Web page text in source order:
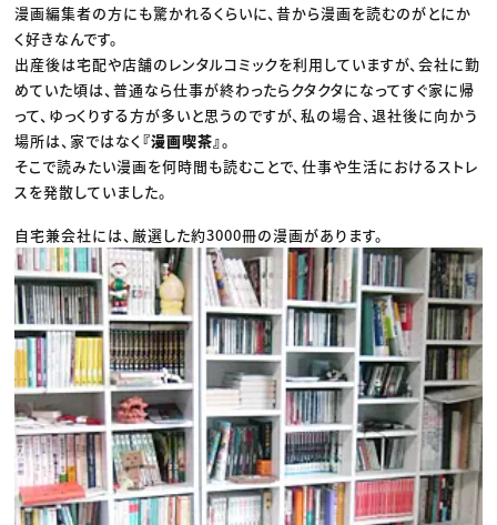
漫画編集者の方にも驚かれるくらいに、昔から漫画を読むのがとにか
く好きなんです。
出産後は宅配や店舗のレンタルコミックを利用していますが、会社に勤
めていた頃は、普通なら仕事が終わったらクタクタになってすぐ家に帰
って、ゆっくりする方が多いと思うのですが、私の場合、退社後に向かう
場所は、家ではなく 『漫画喫茶』。
そこで読みたい漫画を何時間も読むことで、仕事や生活におけるストレ
スを発散していました。
自宅兼会社には、厳選した約3000冊の漫画があります。